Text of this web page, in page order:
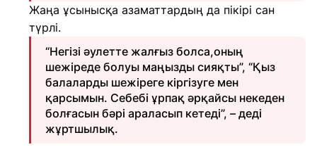
Жаңа ұсынысқа азаматтардың да пікірі сан
түрлі.
“Негізі әулетте жалғыз болса,оның
шежіреде болуы маңызды сияқты”, “Қыз
балаларды шежіреге кіргізуге мен
қарсымын. Себебі ұрпақ әрқайсы некеден
болғасын бәрі араласып кетеді”, – деді
жұртшылық.